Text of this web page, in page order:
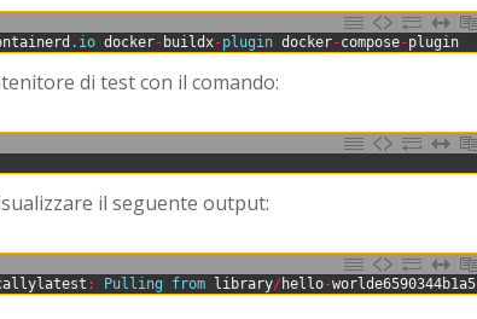
.io docker- buildx-plugin docker-compose-plugin
di test con il comando:
il seguente output:
: Pulling from library/ hello-worlde6590344b1a5